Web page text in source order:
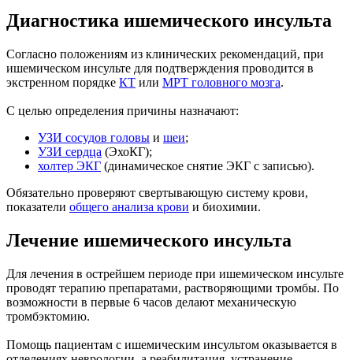
Диагностика ишемического инсульта
Согласно положениям из клинических рекомендаций, при
ишемическом инсульте для подтверждения проводится в
экстренном порядке КТ или МРТ головного мозга.
С целью определения причины назначают:
УЗИ сосудов головы и шеи;
УЗИ сердца (ЭхоКГ);
холтер ЭКГ (динамическое снятие ЭКГ с записью).
Обязательно проверяют свертывающую систему крови,
показатели общего анализа крови и биохимии.
Лечение ишемического инсульта
Для лечения в острейшем периоде при ишемическом инсульте
проводят терапию препаратами, растворяющими тромбы. По
возможности в первые 6 часов делают механическую
тромбэктомию.
Помощь пациентам с ишемическим инсультом оказывается в